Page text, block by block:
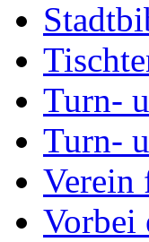
Turn-
Turn-
Verein
Vorbei